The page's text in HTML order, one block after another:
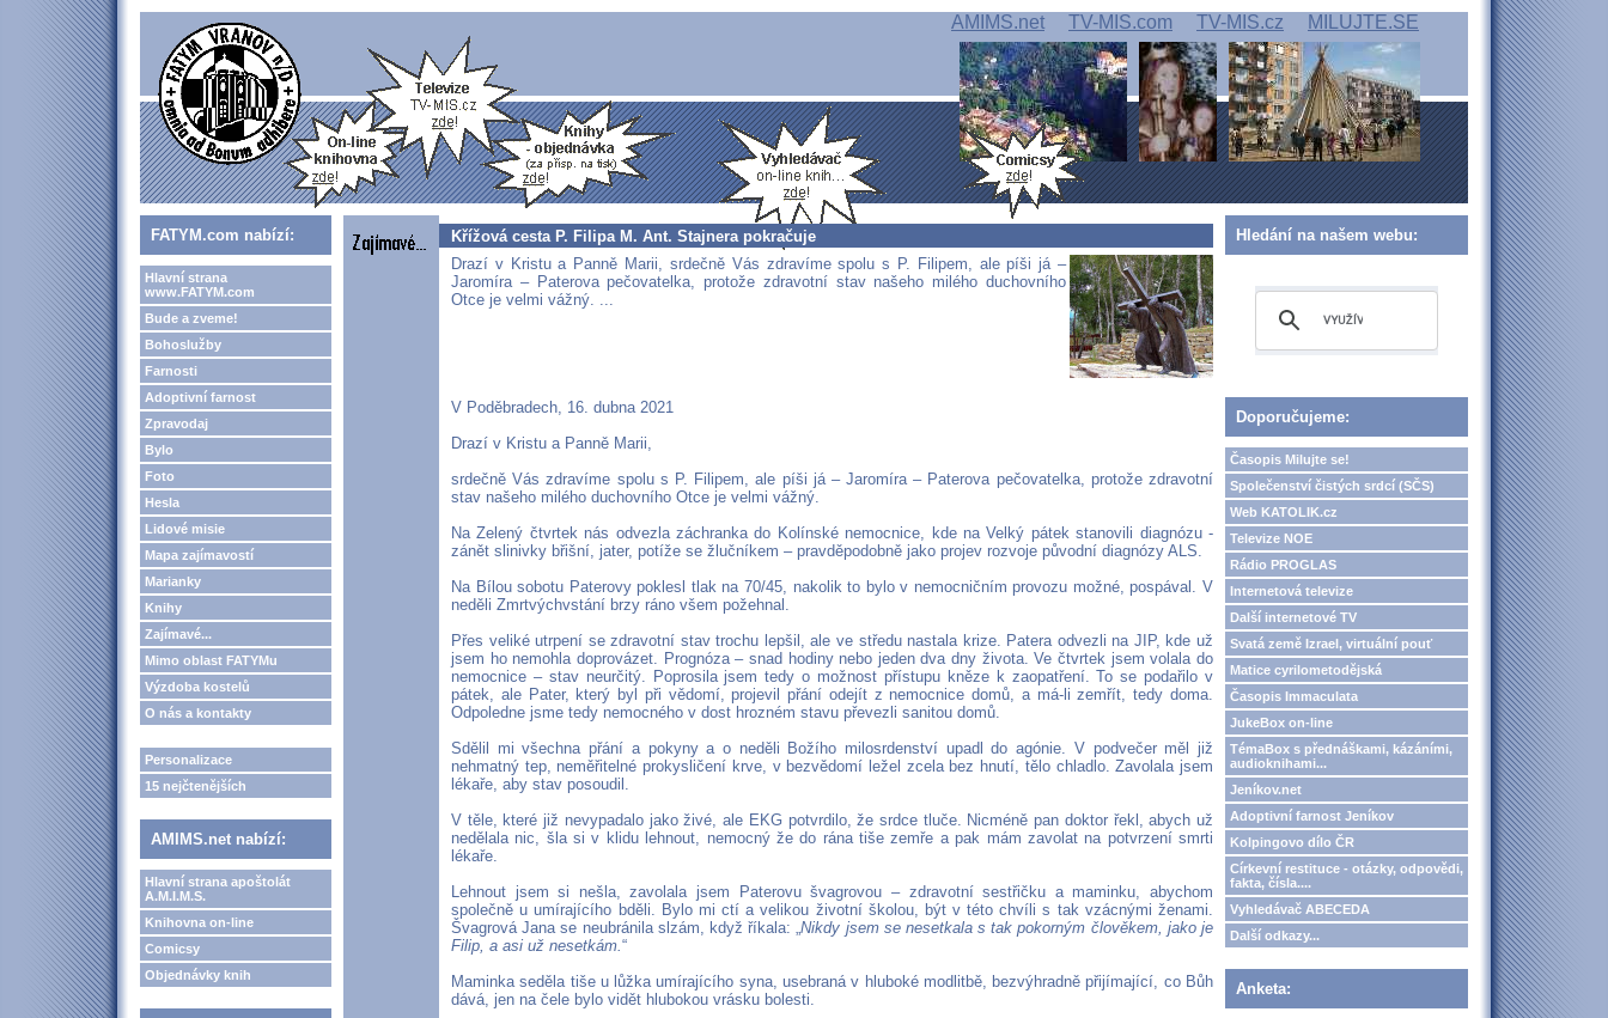
AMIMS.net TV-MIS.com TV-MIS.cz MILUJTE.SE
FATYM.com nabízí:
Hlavní strana
www.FATYM.com
Bude a zveme!
Bohoslužby
Farnosti
Adoptivní farnost
Zpravodaj
Bylo
Foto
Hesla
Lidové misie
Mapa zajímavostí
Marianky
Knihy
Zajímavé...
Mimo oblast FATYMu
Výzdoba kostelů
O nás a kontakty
Personalizace
15 nejčtenějších
AMIMS.net nabízí:
Hlavní strana apoštolát
A.M.I.M.S.
Knihovna on-line
Comicsy
Objednávky knih
Křížová cesta P. Filipa M. Ant. Stajnera pokračuje
Drazí v Kristu a Panně Marii, srdečně Vás zdravíme spolu s P. Filipem, ale píši já –
Jaromíra – Paterova pečovatelka, protože zdravotní stav našeho milého duchovního
Otce je velmi vážný. ...
V Poděbradech, 16. dubna 2021
Drazí v Kristu a Panně Marii,
srdečně Vás zdravíme spolu s P. Filipem, ale píši já – Jaromíra – Paterova pečovatelka, protože zdravotní
stav našeho milého duchovního Otce je velmi vážný.
Na Zelený čtvrtek nás odvezla záchranka do Kolínské nemocnice, kde na Velký pátek stanovili diagnózu -
zánět slinivky břišní, jater, potíže se žlučníkem – pravděpodobně jako projev rozvoje původní diagnózy ALS.
Na Bílou sobotu Paterovy poklesl tlak na 70/45, nakolik to bylo v nemocničním provozu možné, pospával. V
neděli Zmrtvýchvstání brzy ráno všem požehnal.
Přes veliké utrpení se zdravotní stav trochu lepšil, ale ve středu nastala krize. Patera odvezli na JIP, kde už
jsem ho nemohla doprovázet. Prognóza – snad hodiny nebo jeden dva dny života. Ve čtvrtek jsem volala do
nemocnice – stav neurčitý. Poprosila jsem tedy o možnost přístupu kněze k zaopatření. To se podařilo v
pátek, ale Pater, který byl při vědomí, projevil přání odejít z nemocnice domů, a má-li zemřít, tedy doma.
Odpoledne jsme tedy nemocného v dost hrozném stavu převezli sanitou domů.
Sdělil mi všechna přání a pokyny a o neděli Božího milosrdenství upadl do agónie. V podvečer měl již
nehmatný tep, neměřitelné prokysličení krve, v bezvědomí ležel zcela bez hnutí, tělo chladlo. Zavolala jsem
lékaře, aby stav posoudil.
V těle, které již nevypadalo jako živé, ale EKG potvrdilo, že srdce tluče. Nicméně pan doktor řekl, abych už
nedělala nic, šla si v klidu lehnout, nemocný že do rána tiše zemře a pak mám zavolat na potvrzení smrti
lékaře.
Lehnout jsem si nešla, zavolala jsem Paterovu švagrovou – zdravotní sestřičku a maminku, abychom
společně u umírajícího bděli. Bylo mi ctí a velikou životní školou, být v této chvíli s tak vzácnými ženami.
Švagrová Jana se neubránila slzám, když říkala: „Nikdy jsem se nesetkala s tak pokorným člověkem, jako je
Filip, a asi už nesetkám.“
Maminka seděla tiše u lůžka umírajícího syna, usebraná v hluboké modlitbě, bezvýhradně přijímající, co Bůh
dává, jen na čele bylo vidět hlubokou vrásku bolesti.
Hledání na našem webu:
Doporučujeme:
Časopis Milujte se!
Společenství čistých srdcí (SČS)
Web KATOLIK.cz
Televize NOE
Rádio PROGLAS
Internetová televize
Další internetové TV
Svatá země Izrael, virtuální pouť
Matice cyrilometodějská
Časopis Immaculata
JukeBox on-line
TémaBox s přednáškami, kázáními,
audioknihami...
Jeníkov.net
Adoptivní farnost Jeníkov
Kolpingovo dílo ČR
Církevní restituce - otázky, odpovědi,
fakta, čísla....
Vyhledávač ABECEDA
Další odkazy...
Anketa: